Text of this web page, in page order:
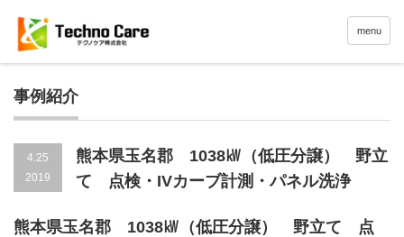
menu
事例紹介
4.25
2019
熊本県玉名郡 1038㎾（低圧分譲） 野立
て 点検・IVカーブ計測・パネル洗浄
熊本県玉名郡 1038㎾（低圧分譲） 野立て 点